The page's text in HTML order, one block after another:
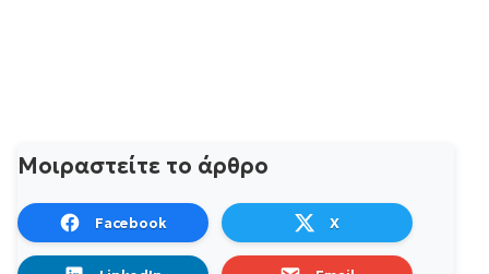
Μοιραστείτε το άρθρο
Facebook X